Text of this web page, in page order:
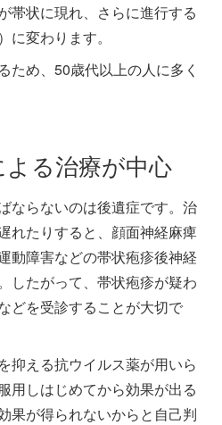
帯状に現れ、さらに進行する
に変わります。
ため、50歳代以上の人に多く
る治療が中心
ならないのは後遺症です。治
れたりすると、顔面神経麻痺
動障害などの帯状疱疹後神経
したがって、帯状疱疹が疑わ
どを受診することが大切で
抑える抗ウイルス薬が用いら
用しはじめてから効果が出る
果が得られないからと自己判